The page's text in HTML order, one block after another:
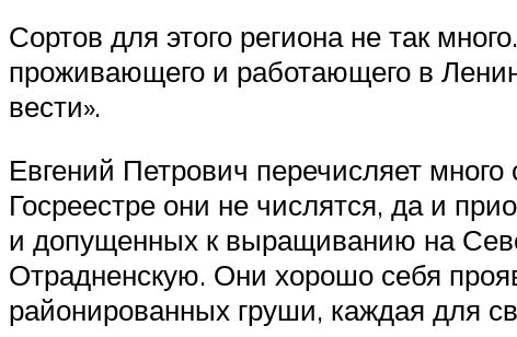
Сортов для этого региона не так
проживающего и работающего в
вести».
Евгений Петрович перечисляет
Госреестре они не числятся, да и
и допущенных к выращиванию на
Отрадненскую. Они хорошо себя
районированных груши, каждая для